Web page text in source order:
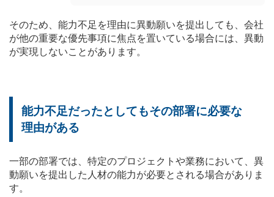
そのため、能力不足を理由に異動願いを提出しても、会社
が他の重要な優先事項に焦点を置いている場合には、異動
が実現しないことがあります。
能力不足だったとしてもその部署に必要な
理由がある
一部の部署では、特定のプロジェクトや業務において、異
動願いを提出した人材の能力が必要とされる場合がありま
す。